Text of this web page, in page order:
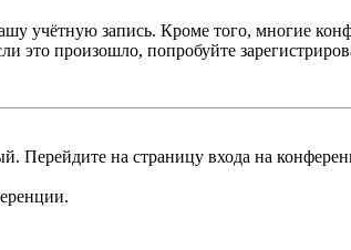
учётную запись. Кроме того, многие
произошло, попробуйте
Перейдите на страницу входа на